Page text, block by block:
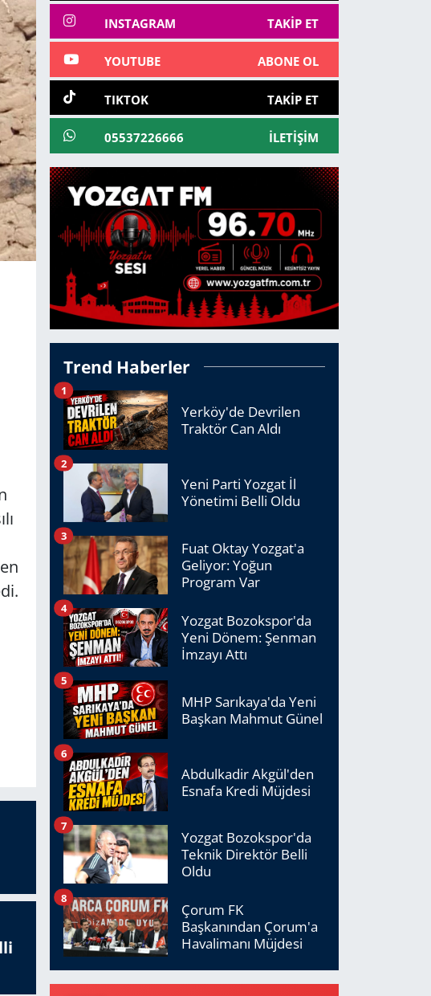
INSTAGRAM TAKIP ET
YOUTUBE ABONE OL
TIKTOK TAKIP ET
05537226666 İLETIŞIM
Trend Haberler
Yerköy'de Devrilen
Traktör Can Aldı
1
Yeni Parti Yozgat İl
Yönetimi Belli Oldu
2
Fuat Oktay Yozgat'a
Geliyor: Yoğun
Program Var
3
Yozgat Bozokspor'da
Yeni Dönem: Şenman
İmzayı Attı
4
MHP Sarıkaya'da Yeni
Başkan Mahmut Günel
5
Abdulkadir Akgül'den
Esnafa Kredi Müjdesi
6
Yozgat Bozokspor'da
Teknik Direktör Belli
Oldu
7
Çorum FK
Başkanından Çorum'a
Havalimanı Müjdesi
8